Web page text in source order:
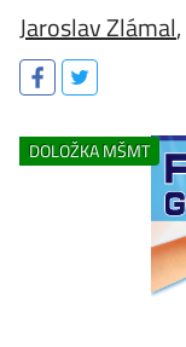
Jaroslav Zlámal,
DOLOŽKA MŠMT